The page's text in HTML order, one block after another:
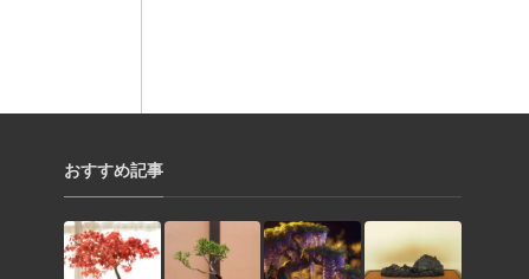
おすすめ記事